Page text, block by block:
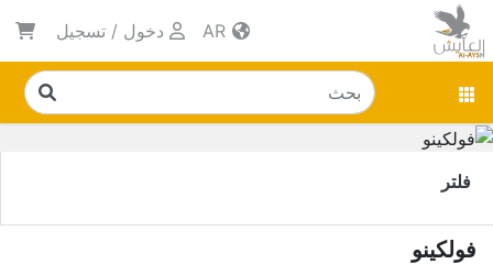
دخول / تسجيل
فلتر
فولكينو